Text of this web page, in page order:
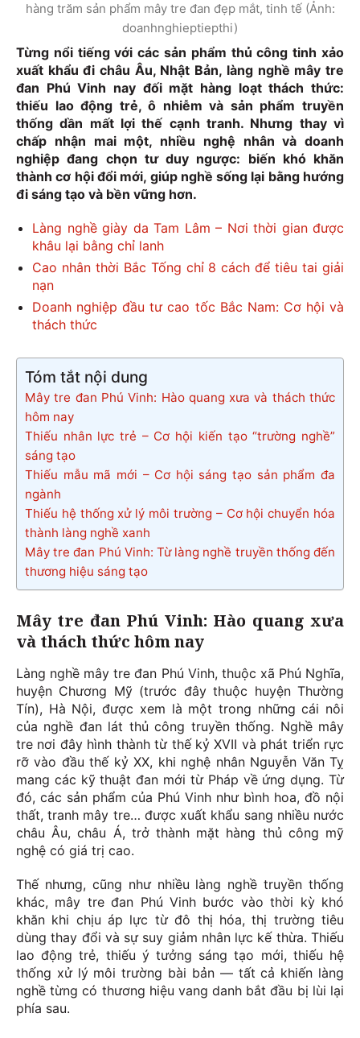
hàng trăm sản phẩm mây tre đan đẹp mắt, tinh tế (Ảnh:
doanhnghieptiepthi)
Từng nổi tiếng với các sản phẩm thủ công tinh xảo
xuất khẩu đi châu Âu, Nhật Bản, làng nghề mây tre
đan Phú Vinh nay đối mặt hàng loạt thách thức:
thiếu lao động trẻ, ô nhiễm và sản phẩm truyền
thống dần mất lợi thế cạnh tranh. Nhưng thay vì
chấp nhận mai một, nhiều nghệ nhân và doanh
nghiệp đang chọn tư duy ngược: biến khó khăn
thành cơ hội đổi mới, giúp nghề sống lại bằng hướng
đi sáng tạo và bền vững hơn.
Làng nghề giày da Tam Lâm – Nơi thời gian được
khâu lại bằng chỉ lanh
Cao nhân thời Bắc Tống chỉ 8 cách để tiêu tai giải
nạn
Doanh nghiệp đầu tư cao tốc Bắc Nam: Cơ hội và
thách thức
Tóm tắt nội dung
Mây tre đan Phú Vinh: Hào quang xưa và thách thức
hôm nay
Thiếu nhân lực trẻ – Cơ hội kiến tạo “trường nghề”
sáng tạo
Thiếu mẫu mã mới – Cơ hội sáng tạo sản phẩm đa
ngành
Thiếu hệ thống xử lý môi trường – Cơ hội chuyển hóa
thành làng nghề xanh
Mây tre đan Phú Vinh: Từ làng nghề truyền thống đến
thương hiệu sáng tạo
Mây tre đan Phú Vinh: Hào quang xưa
và thách thức hôm nay
Làng nghề mây tre đan Phú Vinh, thuộc xã Phú Nghĩa,
huyện Chương Mỹ (trước đây thuộc huyện Thường
Tín), Hà Nội, được xem là một trong những cái nôi
của nghề đan lát thủ công truyền thống. Nghề mây
tre nơi đây hình thành từ thế kỷ XVII và phát triển rực
rỡ vào đầu thế kỷ XX, khi nghệ nhân Nguyễn Văn Tỵ
mang các kỹ thuật đan mới từ Pháp về ứng dụng. Từ
đó, các sản phẩm của Phú Vinh như bình hoa, đồ nội
thất, tranh mây tre… được xuất khẩu sang nhiều nước
châu Âu, châu Á, trở thành mặt hàng thủ công mỹ
nghệ có giá trị cao.
Thế nhưng, cũng như nhiều làng nghề truyền thống
khác, mây tre đan Phú Vinh bước vào thời kỳ khó
khăn khi chịu áp lực từ đô thị hóa, thị trường tiêu
dùng thay đổi và sự suy giảm nhân lực kế thừa. Thiếu
lao động trẻ, thiếu ý tưởng sáng tạo mới, thiếu hệ
thống xử lý môi trường bài bản — tất cả khiến làng
nghề từng có thương hiệu vang danh bắt đầu bị lùi lại
phía sau.